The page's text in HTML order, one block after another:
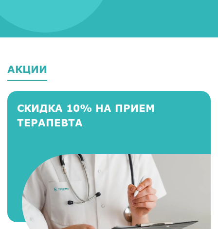
АКЦИИ
СКИДКА 10% НА ПРИЕМ
ТЕРАПЕВТА